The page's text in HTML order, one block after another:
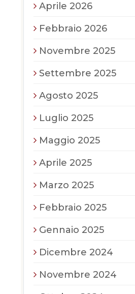
Aprile 2026
Febbraio 2026
Novembre 2025
Settembre 2025
Agosto 2025
Luglio 2025
Maggio 2025
Aprile 2025
Marzo 2025
Febbraio 2025
Gennaio 2025
Dicembre 2024
Novembre 2024